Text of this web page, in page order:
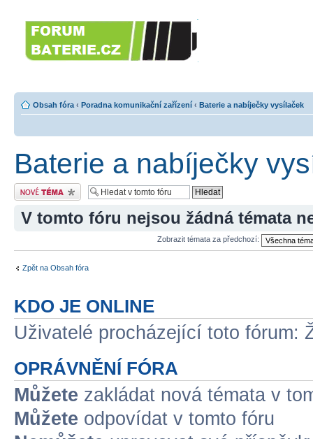
Obsah fóra ‹ Poradna komunikační zařízení ‹ Baterie a nabíječky vysílaček
Baterie a nabíječky
Odeslat nové téma
V tomto fóru nejsou žádná témata
Zobrazit témata za předchozí:
Zpět na Obsah fóra
KDO JE ONLINE
Uživatelé procházející toto fórum:
OPRÁVNĚNÍ FÓRA
Můžete zakládat nová témata v
Můžete odpovídat v tomto fóru